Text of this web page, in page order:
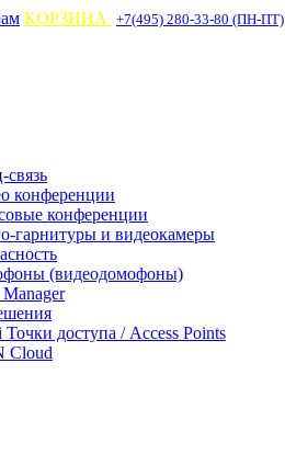
КОРЗИНА +7(495) 280-33-80 (ПН-ПТ)
конференции
конференции
гарнитуры и видеокамеры
(видеодомофоны)
Точки доступа / Access Points
Cloud